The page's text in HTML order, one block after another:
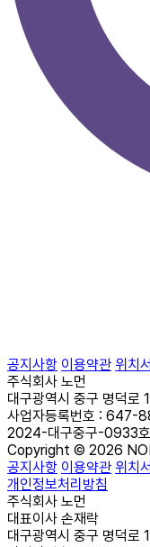
공지사항 이용약관 위치
주식회사 노먼
대구광역시 중구 명덕
사업자등록번호 :
2024-대구중구-0933호
Copyright © 2026
공지사항 이용약관 위치
개인정보처리방침
주식회사 노먼
대표이사 손재락
대구광역시 중구 명덕로